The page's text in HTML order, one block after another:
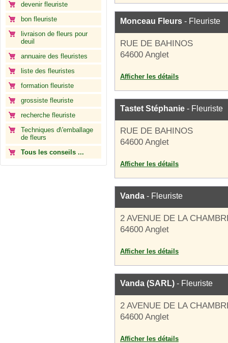
devenir fleuriste
bon fleuriste
livraison de fleurs pour
deuil
annuaire des fleuristes
liste des fleuristes
formation fleuriste
grossiste fleuriste
recherche fleuriste
Techniques d\'emballage
de fleurs
Tous les conseils ...
Monceau Fleurs - Fleuriste
RUE DE BAHINOS
64600 Anglet
Afficher les détails
Tastet Stéphanie - Fleuriste
RUE DE BAHINOS
64600 Anglet
Afficher les détails
Vanda - Fleuriste
2 AVENUE DE LA
64600 Anglet
Afficher les détails
Vanda (SARL) - Fleuriste
2 AVENUE DE LA
64600 Anglet
Afficher les détails